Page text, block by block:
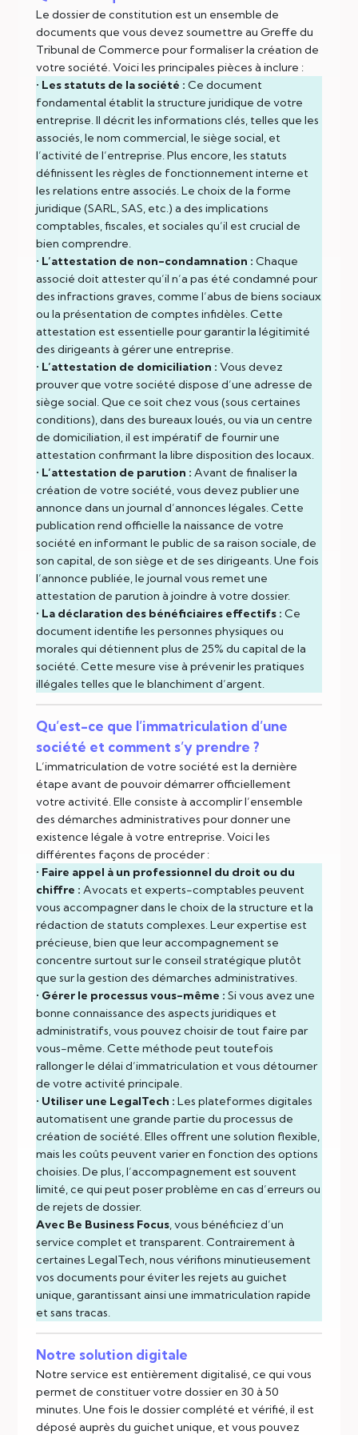
Le dossier de constitution est un ensemble de
documents que vous devez soumettre au Greffe du
Tribunal de Commerce pour formaliser la création de
votre société. Voici les principales pièces à inclure :
• Les statuts de la société : Ce document
fondamental établit la structure juridique de votre
entreprise. Il décrit les informations clés, telles que les
associés, le nom commercial, le siège social, et
l’activité de l’entreprise. Plus encore, les statuts
définissent les règles de fonctionnement interne et
les relations entre associés. Le choix de la forme
juridique (SARL, SAS, etc.) a des implications
comptables, fiscales, et sociales qu’il est crucial de
bien comprendre.
• L’attestation de non-condamnation : Chaque
associé doit attester qu’il n’a pas été condamné pour
des infractions graves, comme l’abus de biens sociaux
ou la présentation de comptes infidèles. Cette
attestation est essentielle pour garantir la légitimité
des dirigeants à gérer une entreprise.
• L’attestation de domiciliation : Vous devez
prouver que votre société dispose d’une adresse de
siège social. Que ce soit chez vous (sous certaines
conditions), dans des bureaux loués, ou via un centre
de domiciliation, il est impératif de fournir une
attestation confirmant la libre disposition des locaux.
• L’attestation de parution : Avant de finaliser la
création de votre société, vous devez publier une
annonce dans un journal d’annonces légales. Cette
publication rend officielle la naissance de votre
société en informant le public de sa raison sociale, de
son capital, de son siège et de ses dirigeants. Une fois
l’annonce publiée, le journal vous remet une
attestation de parution à joindre à votre dossier.
• La déclaration des bénéficiaires effectifs : Ce
document identifie les personnes physiques ou
morales qui détiennent plus de 25% du capital de la
société. Cette mesure vise à prévenir les pratiques
illégales telles que le blanchiment d’argent.
Qu’est-ce que l’immatriculation d’une
société et comment s’y prendre ?
L’immatriculation de votre société est la dernière
étape avant de pouvoir démarrer officiellement
votre activité. Elle consiste à accomplir l’ensemble
des démarches administratives pour donner une
existence légale à votre entreprise. Voici les
différentes façons de procéder :
• Faire appel à un professionnel du droit ou du
chiffre : Avocats et experts-comptables peuvent
vous accompagner dans le choix de la structure et la
rédaction de statuts complexes. Leur expertise est
précieuse, bien que leur accompagnement se
concentre surtout sur le conseil stratégique plutôt
que sur la gestion des démarches administratives.
• Gérer le processus vous-même : Si vous avez une
bonne connaissance des aspects juridiques et
administratifs, vous pouvez choisir de tout faire par
vous-même. Cette méthode peut toutefois
rallonger le délai d’immatriculation et vous détourner
de votre activité principale.
• Utiliser une LegalTech : Les plateformes digitales
automatisent une grande partie du processus de
création de société. Elles offrent une solution flexible,
mais les coûts peuvent varier en fonction des options
choisies. De plus, l’accompagnement est souvent
limité, ce qui peut poser problème en cas d’erreurs ou
de rejets de dossier.
Avec Be Business Focus, vous bénéficiez d’un
service complet et transparent. Contrairement à
certaines LegalTech, nous vérifions minutieusement
vos documents pour éviter les rejets au guichet
unique, garantissant ainsi une immatriculation rapide
et sans tracas.
Notre solution digitale
Notre service est entièrement digitalisé, ce qui vous
permet de constituer votre dossier en 30 à 50
minutes. Une fois le dossier complété et vérifié, il est
déposé auprès du guichet unique, et vous pouvez